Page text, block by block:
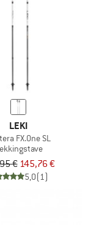
LEKI
FX.One SL
€ 145,76 €
5,0(1)